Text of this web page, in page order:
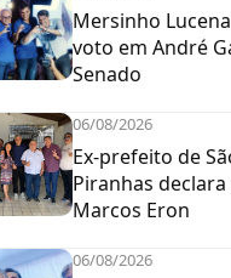
Mersinho
voto em André
Senado
06/08/2026
Ex-prefeito de
Piranhas
Marcos Eron
06/08/2026